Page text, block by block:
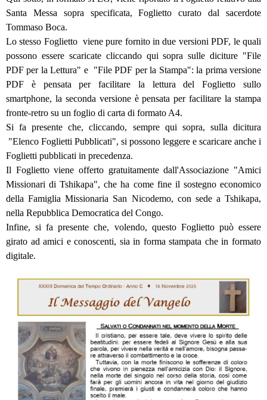
Santa Messa sopra specificata, Foglietto curato dal sacerdote
Tommaso Boca.
Lo stesso Foglietto viene pure fornito in due versioni PDF, le quali
possono essere scaricate cliccando qui sopra sulle diciture "File
PDF per la Lettura" e "File PDF per la Stampa": la prima versione
PDF è pensata per facilitare la lettura del Foglietto sullo
smartphone, la seconda versione è pensata per facilitare la stampa
fronte-retro su un foglio di carta di formato A4.
Si fa presente che, cliccando, sempre qui sopra, sulla dicitura
"Elenco Foglietti Pubblicati", si possono leggere e scaricare anche i
Foglietti pubblicati in precedenza.
Il Foglietto viene offerto gratuitamente dall'Associazione "Amici
Missionari di Tshikapa", che ha come fine il sostegno economico
della Famiglia Missionaria San Nicodemo, con sede a Tshikapa,
nella Repubblica Democratica del Congo.
Infine, si fa presente che, volendo, questo Foglietto può essere
girato ad amici e conoscenti, sia in forma stampata che in formato
digitale.